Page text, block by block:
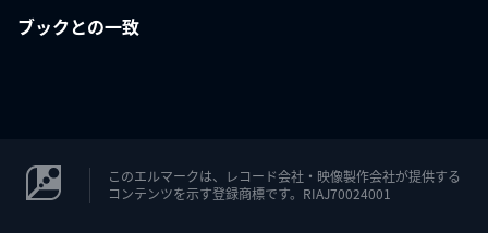
ブックとの一致
このエルマークは、レコード会社・映像製作会社が提供する
コンテンツを示す登録商標です。RIAJ70024001